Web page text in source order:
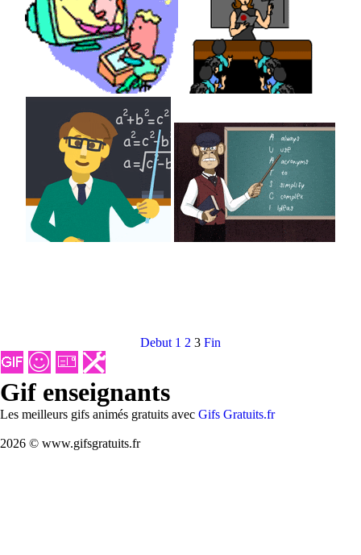
Debut 1 2 3 Fin
Gif enseignants
Les meilleurs gifs animés gratuits avec Gifs Gratuits.fr
2026 © www.gifsgratuits.fr